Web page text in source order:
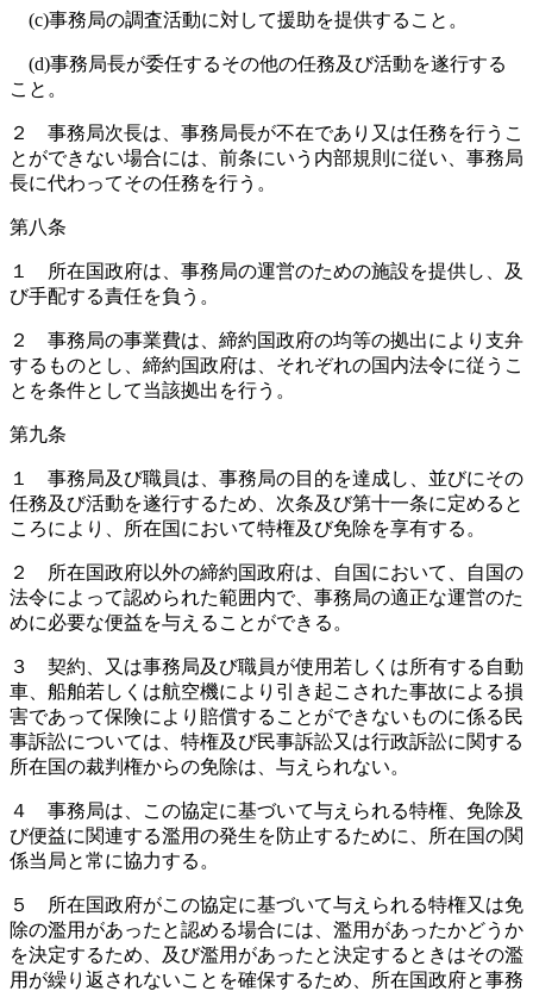
(c)事務局の調査活動に対して援助を提供すること。
(d)事務局長が委任するその他の任務及び活動を遂行する
こと。
２ 事務局次長は、事務局長が不在であり又は任務を行うこ
とができない場合には、前条にいう内部規則に従い、事務局
長に代わってその任務を行う。
第八条
１ 所在国政府は、事務局の運営のための施設を提供し、及
び手配する責任を負う。
２ 事務局の事業費は、締約国政府の均等の拠出により支弁
するものとし、締約国政府は、それぞれの国内法令に従うこ
とを条件として当該拠出を行う。
第九条
１ 事務局及び職員は、事務局の目的を達成し、並びにその
任務及び活動を遂行するため、次条及び第十一条に定めると
ころにより、所在国において特権及び免除を享有する。
２ 所在国政府以外の締約国政府は、自国において、自国の
法令によって認められた範囲内で、事務局の適正な運営のた
めに必要な便益を与えることができる。
３ 契約、又は事務局及び職員が使用若しくは所有する自動
車、船舶若しくは航空機により引き起こされた事故による損
害であって保険により賠償することができないものに係る民
事訴訟については、特権及び民事訴訟又は行政訴訟に関する
所在国の裁判権からの免除は、与えられない。
４ 事務局は、この協定に基づいて与えられる特権、免除及
び便益に関連する濫用の発生を防止するために、所在国の関
係当局と常に協力する。
５ 所在国政府がこの協定に基づいて与えられる特権又は免
除の濫用があったと認める場合には、濫用があったかどうか
を決定するため、及び濫用があったと決定するときはその濫
用が繰り返されないことを確保するため、所在国政府と事務